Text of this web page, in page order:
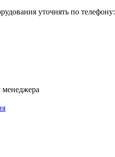
уточнять по телефону: